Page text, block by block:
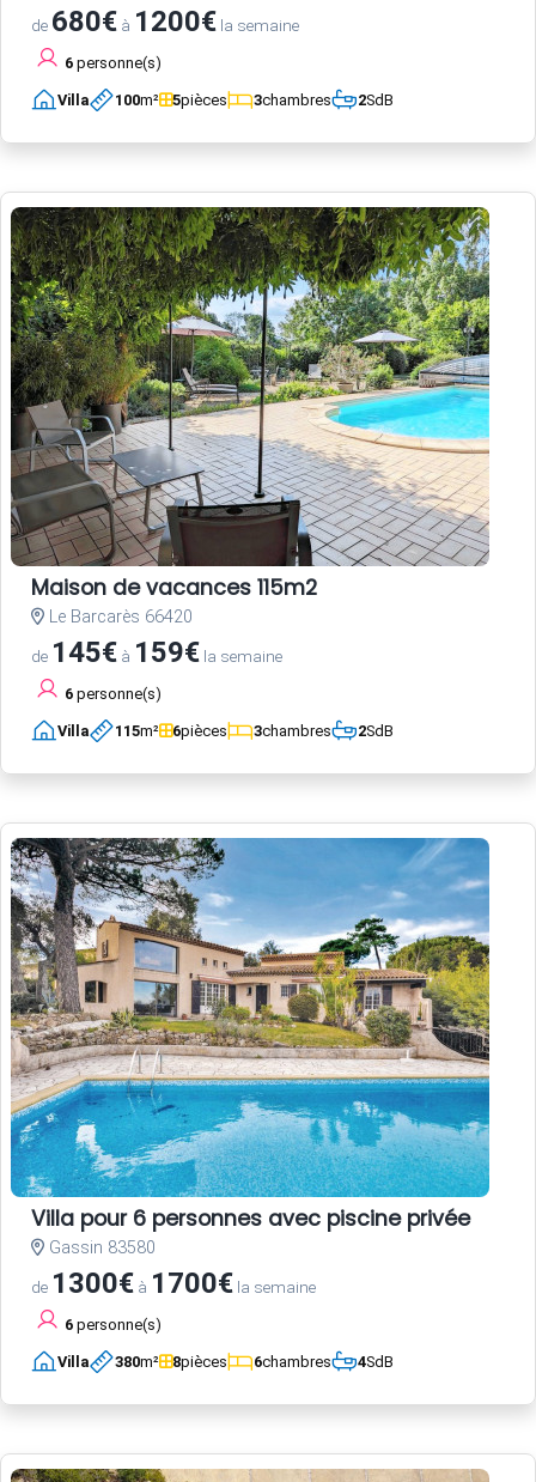
de 680€ à 1200€ la semaine
6 personne(s)
Villa 100m² 5pièces 3chambres 2SdB
Maison de vacances 115m2
Le Barcarès 66420
de 145€ à 159€ la semaine
6 personne(s)
Villa 115m² 6pièces 3chambres 2SdB
Villa pour 6 personnes avec piscine privée
Gassin 83580
de 1300€ à 1700€ la semaine
6 personne(s)
Villa 380m² 8pièces 6chambres 4SdB